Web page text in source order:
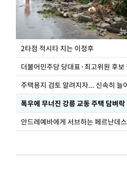
2타점 적시타 치는 이정후
폭우에 무너진 강릉 교동 주택 담벼락
안드레예바에게 서브하는 페르난데스